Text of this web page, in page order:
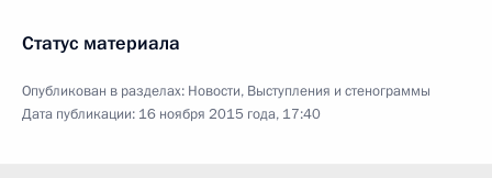
Статус материала
Опубликован в разделах: Новости, Выступления и стенограммы
Дата публикации: 16 ноября 2015 года, 17:40